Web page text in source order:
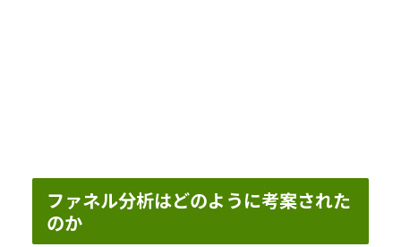
ファネル分析はどのように考案された
のか